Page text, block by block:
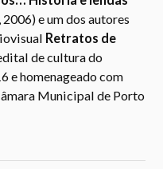
e um dos autores
Retratos de
de cultura do
e homenageado com
Municipal de Porto